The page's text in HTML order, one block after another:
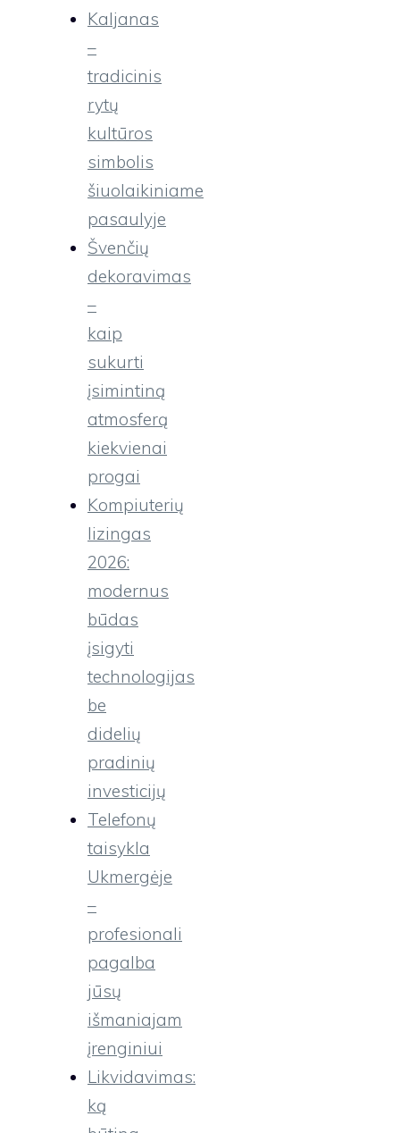
Kaljanas
–
tradicinis
rytų
kultūros
simbolis
šiuolaikiniame
pasaulyje
Švenčių
dekoravimas
–
kaip
sukurti
įsimintiną
atmosferą
kiekvienai
progai
Kompiuterių
lizingas
2026:
modernus
būdas
įsigyti
technologijas
be
didelių
pradinių
investicijų
Telefonų
taisykla
Ukmergėje
–
profesionali
pagalba
jūsų
išmaniajam
įrenginiui
Likvidavimas:
ką